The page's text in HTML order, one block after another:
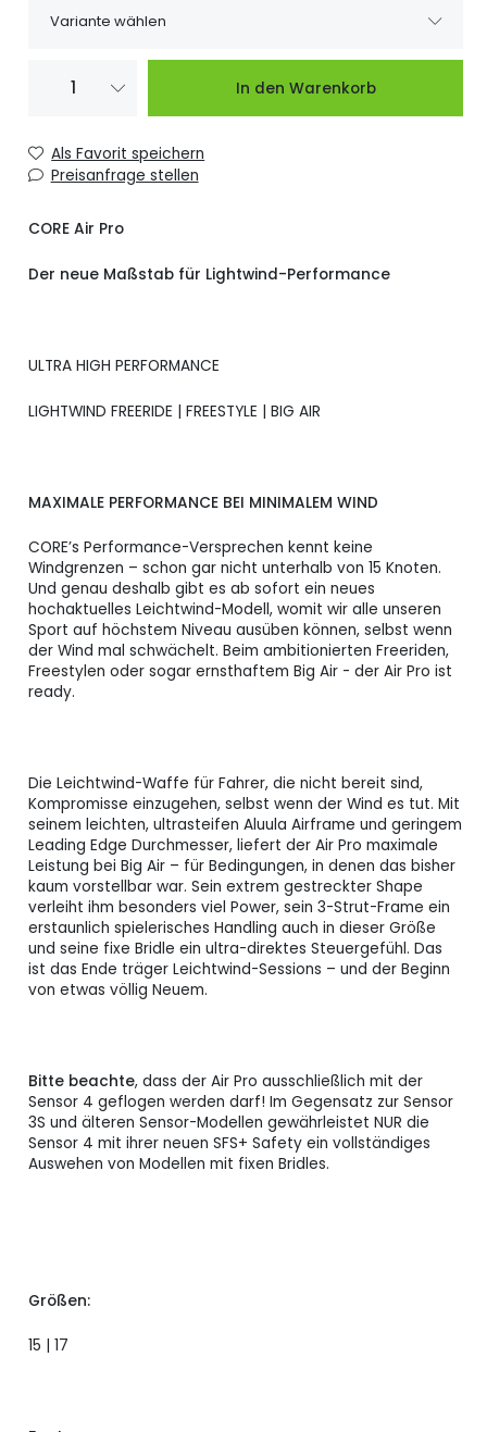
Variante wählen
Core Air Pro 17.0 Verfügbar 3.329,00 CHF
In den Warenkorb
Als Favorit speichern
CORE Air Pro
Der neue Maßstab für Lightwind-Performance
ULTRA HIGH PERFORMANCE
LIGHTWIND FREERIDE | FREESTYLE | BIG AIR
MAXIMALE PERFORMANCE BEI MINIMALEM WIND
CORE’s Performance-Versprechen kennt keine
Windgrenzen – schon gar nicht unterhalb von 15 Knoten.
Und genau deshalb gibt es ab sofort ein neues
hochaktuelles Leichtwind-Modell, womit wir alle unseren
Sport auf höchstem Niveau ausüben können, selbst wenn
der Wind mal schwächelt. Beim ambitionierten Freeriden,
Freestylen oder sogar ernsthaftem Big Air - der Air Pro ist
ready.
Die Leichtwind-Waffe für Fahrer, die nicht bereit sind,
Kompromisse einzugehen, selbst wenn der Wind es tut. Mit
seinem leichten, ultrasteifen Aluula Airframe und geringem
Leading Edge Durchmesser, liefert der Air Pro maximale
Leistung bei Big Air – für Bedingungen, in denen das bisher
kaum vorstellbar war. Sein extrem gestreckter Shape
verleiht ihm besonders viel Power, sein 3-Strut-Frame ein
erstaunlich spielerisches Handling auch in dieser Größe
und seine fixe Bridle ein ultra-direktes Steuergefühl. Das
ist das Ende träger Leichtwind-Sessions – und der Beginn
von etwas völlig Neuem.
Bitte beachte, dass der Air Pro ausschließlich mit der
Sensor 4 geflogen werden darf! Im Gegensatz zur Sensor
3S und älteren Sensor-Modellen gewährleistet NUR die
Sensor 4 mit ihrer neuen SFS+ Safety ein vollständiges
Auswehen von Modellen mit fixen Bridles.
Größen:
15 | 17
Preisanfrage stellen